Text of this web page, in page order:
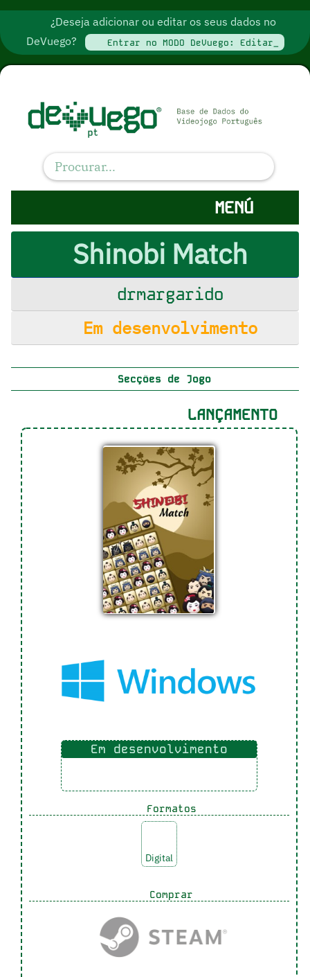
¿Deseja adicionar ou editar os seus dados no
DeVuego?
Entrar no MODO DeVuego: Editar_
MENÚ
Shinobi Match
drmargarido
Em desenvolvimento
Secções de Jogo
LANÇAMENTO
Em desenvolvimento
Formatos
Digital
Comprar